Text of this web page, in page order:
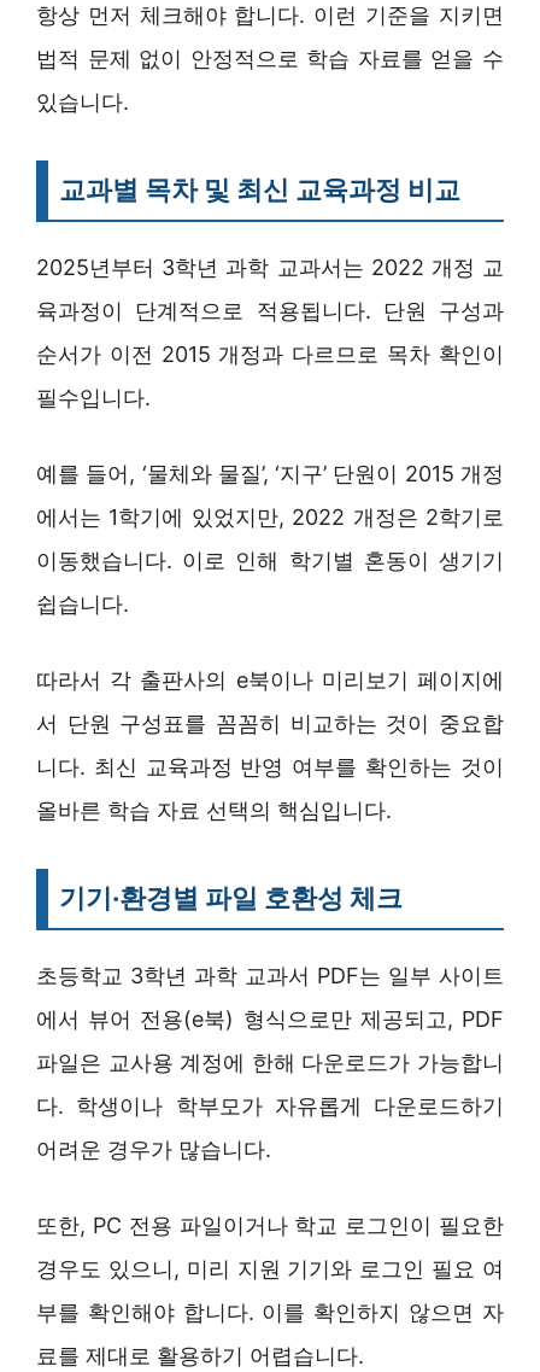
항상 먼저 체크해야 합니다. 이런 기준을 지키면
법적 문제 없이 안정적으로 학습 자료를 얻을 수
있습니다.
교과별 목차 및 최신 교육과정 비교
2025년부터 3학년 과학 교과서는 2022 개정 교
육과정이 단계적으로 적용됩니다. 단원 구성과
순서가 이전 2015 개정과 다르므로 목차 확인이
필수입니다.
예를 들어, ‘물체와 물질’, ‘지구’ 단원이 2015 개정
에서는 1학기에 있었지만, 2022 개정은 2학기로
이동했습니다. 이로 인해 학기별 혼동이 생기기
쉽습니다.
따라서 각 출판사의 e북이나 미리보기 페이지에
서 단원 구성표를 꼼꼼히 비교하는 것이 중요합
니다. 최신 교육과정 반영 여부를 확인하는 것이
올바른 학습 자료 선택의 핵심입니다.
기기·환경별 파일 호환성 체크
초등학교 3학년 과학 교과서 PDF는 일부 사이트
에서 뷰어 전용(e북) 형식으로만 제공되고, PDF
파일은 교사용 계정에 한해 다운로드가 가능합니
다. 학생이나 학부모가 자유롭게 다운로드하기
어려운 경우가 많습니다.
또한, PC 전용 파일이거나 학교 로그인이 필요한
경우도 있으니, 미리 지원 기기와 로그인 필요 여
부를 확인해야 합니다. 이를 확인하지 않으면 자
료를 제대로 활용하기 어렵습니다.